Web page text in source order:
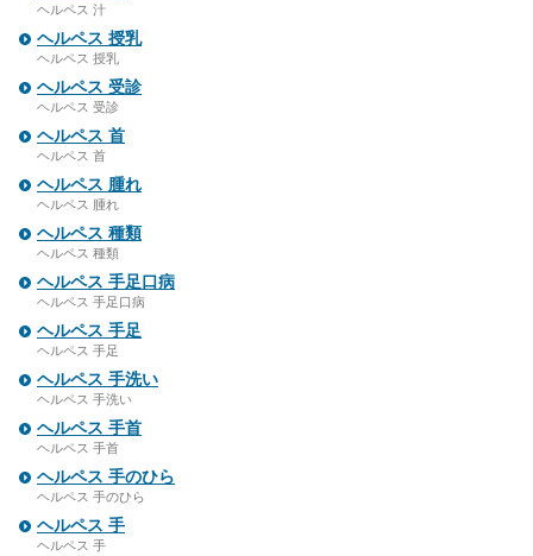
ヘルペス 汁
ヘルペス 授乳
ヘルペス 授乳
ヘルペス 受診
ヘルペス 受診
ヘルペス 首
ヘルペス 首
ヘルペス 腫れ
ヘルペス 腫れ
ヘルペス 種類
ヘルペス 種類
ヘルペス 手足口病
ヘルペス 手足口病
ヘルペス 手足
ヘルペス 手足
ヘルペス 手洗い
ヘルペス 手洗い
ヘルペス 手首
ヘルペス 手首
ヘルペス 手のひら
ヘルペス 手のひら
ヘルペス 手
ヘルペス 手